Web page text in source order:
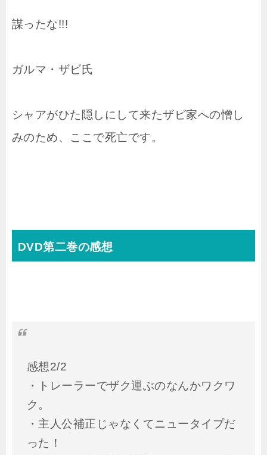
謀ったな!!!
ガルマ・ザビ氏
シャアがひた隠しにして来たザビ家への憎し
みのため、ここで死亡です。
DVD第二巻の感想
感想2/2
・トレーラーでザク運ぶのなんかワクワ
ク。
・主人公補正じゃなくてニュータイプだ
った！